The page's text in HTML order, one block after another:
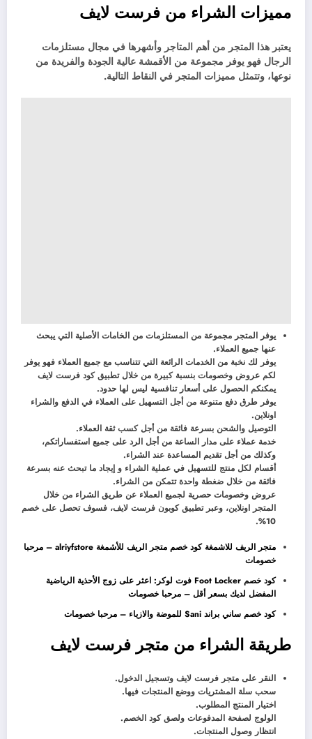
مميزات الشراء من فرست لايف
يعتبر هذا المتجر من أهم المتاجر وأشهرها في مجال مستلزمات
الرجال فهو يوفر مجموعة من الأقمشة عالية الجودة والفريدة من
نوعها، وتتمثل مميزات المتجر في النقاط التالية.
يوفر المتجر مجموعة من المستلزمات من الخامات الأصلية التي يبحث
عنها جميع العملاء.
يوفر لك نخبة من الخدمات الرائعة التي تتناسب مع جميع العملاء فهو يوفر
لكم عروض وخصومات بنسبة كبيرة من خلال تطبيق كود فرست لايف
يمكنكم الحصول على أسعار تنافسية ليس لها حدود.
يوفر طرق دفع متنوعة من أجل التسهيل على العملاء في الدفع والشراء
اونلاين.
التوصيل والشحن بسرعة فائقة من أجل كسب ثقة العملاء.
خدمة عملاء على مدار الساعة من أجل الرد على جميع استفساراتكم،
وكذلك من أجل تقديم المساعدة عند الشراء.
أقسام لكل منتج للتسهيل في عملية الشراء و إيجاد ما تبحث عنه بسرعة
فائقة من خلال ضغطة واحدة تتمكن من الشراء.
عروض وخصومات حصرية لجميع العملاء عن طريق الشراء من خلال
المتجر اونلاين، وعبر تطبيق كوبون فرست لايف، فسوف تحصل على خصم
10%.
متجر الريف للاشمغة كود خصم متجر الريف للأشمغة alriyfstore – مرحبا
خصومات
كود خصم Foot Locker فوت لوكر: اعثر على زوج الأحذية الرياضية
المفضل لديك بسعر أقل – مرحبا خصومات
كود خصم ساني براند Sani للموضة والازياء – مرحبا خصومات
طريقة الشراء من متجر فرست لايف
النقر على متجر فرست لايف وتسجيل الدخول.
سحب سلة المشتريات ووضع المنتجات فيها.
اختيار المنتج المطلوب.
الولوج لصفحة المدفوعات ولصق كود الخصم.
انتظار وصول المنتجات.